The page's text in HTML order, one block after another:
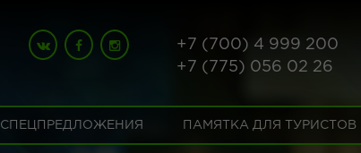
+7 (700) 4 999 200
+7 (775) 056 02 26
СПЕЦПРЕДЛОЖЕНИЯ ПАМЯТКА ДЛЯ ТУРИСТОВ